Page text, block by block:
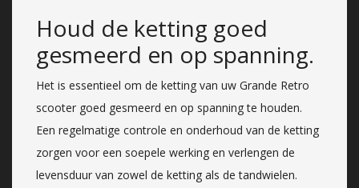
Houd de ketting goed
gesmeerd en op spanning.
Het is essentieel om de ketting van uw Grande Retro
scooter goed gesmeerd en op spanning te houden.
Een regelmatige controle en onderhoud van de ketting
zorgen voor een soepele werking en verlengen de
levensduur van zowel de ketting als de tandwielen.